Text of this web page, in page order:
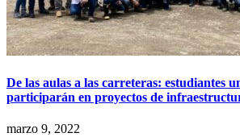
De las aulas a las carreteras: estudiantes
participarán en proyectos de
marzo 9, 2022